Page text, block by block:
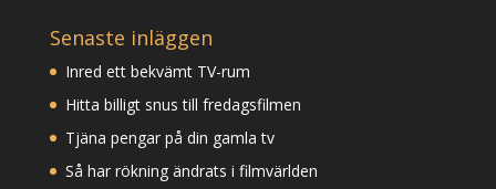
Senaste inläggen
Inred ett bekvämt TV-rum
Hitta billigt snus till fredagsfilmen
Tjäna pengar på din gamla tv
Så har rökning ändrats i filmvärlden